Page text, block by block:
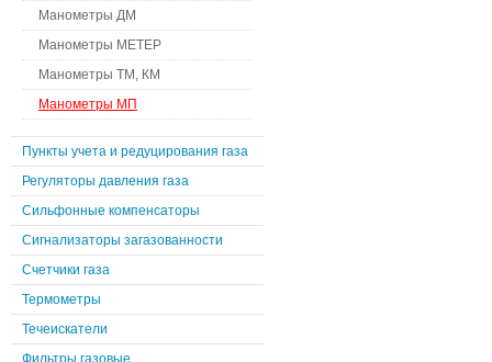
Манометры ДМ
Манометры МЕТЕР
Манометры ТМ, КМ
Манометры МП
Пункты учета и редуцирования газа
Регуляторы давления газа
Сильфонные компенсаторы
Сигнализаторы загазованности
Счетчики газа
Термометры
Течеискатели
Фильтры газовые